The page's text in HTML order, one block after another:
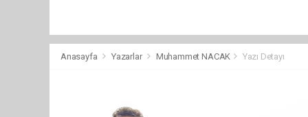
Anasayfa Yazarlar Muhammet NACAK Yazı Detayı